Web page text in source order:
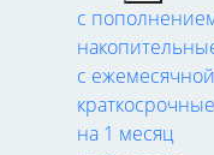
с
с
краткосрочные
на 1 месяц